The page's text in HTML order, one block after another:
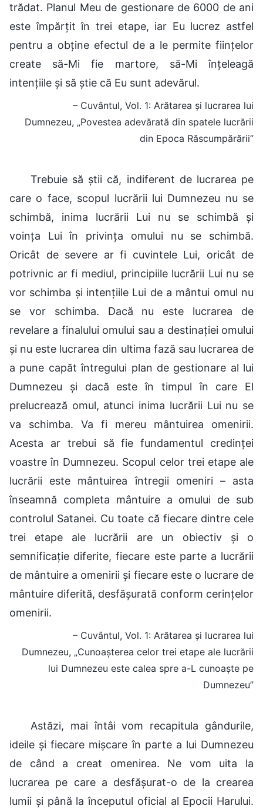
trădat. Planul Meu de gestionare de 6000 de ani
este împărțit în trei etape, iar Eu lucrez astfel
pentru a obține efectul de a le permite ființelor
create să-Mi fie martore, să-Mi înțeleagă
intențiile și să știe că Eu sunt adevărul.
– Cuvântul, Vol. 1: Arătarea și lucrarea lui
Dumnezeu, „Povestea adevărată din spatele lucrării
din Epoca Răscumpărării”
Trebuie să știi că, indiferent de lucrarea pe
care o face, scopul lucrării lui Dumnezeu nu se
schimbă, inima lucrării Lui nu se schimbă și
voința Lui în privința omului nu se schimbă.
Oricât de severe ar fi cuvintele Lui, oricât de
potrivnic ar fi mediul, principiile lucrării Lui nu se
vor schimba și intențiile Lui de a mântui omul nu
se vor schimba. Dacă nu este lucrarea de
revelare a finalului omului sau a destinației omului
și nu este lucrarea din ultima fază sau lucrarea de
a pune capăt întregului plan de gestionare al lui
Dumnezeu și dacă este în timpul în care El
prelucrează omul, atunci inima lucrării Lui nu se
va schimba. Va fi mereu mântuirea omenirii.
Acesta ar trebui să fie fundamentul credinței
voastre în Dumnezeu. Scopul celor trei etape ale
lucrării este mântuirea întregii omeniri – asta
înseamnă completa mântuire a omului de sub
controlul Satanei. Cu toate că fiecare dintre cele
trei etape ale lucrării are un obiectiv și o
semnificație diferite, fiecare este parte a lucrării
de mântuire a omenirii și fiecare este o lucrare de
mântuire diferită, desfășurată conform cerințelor
omenirii.
– Cuvântul, Vol. 1: Arătarea și lucrarea lui
Dumnezeu, „Cunoașterea celor trei etape ale lucrării
lui Dumnezeu este calea spre a-L cunoaște pe
Dumnezeu”
Astăzi, mai întâi vom recapitula gândurile,
ideile și fiecare mișcare în parte a lui Dumnezeu
de când a creat omenirea. Ne vom uita la
lucrarea pe care a desfășurat-o de la crearea
lumii și până la începutul oficial al Epocii Harului.